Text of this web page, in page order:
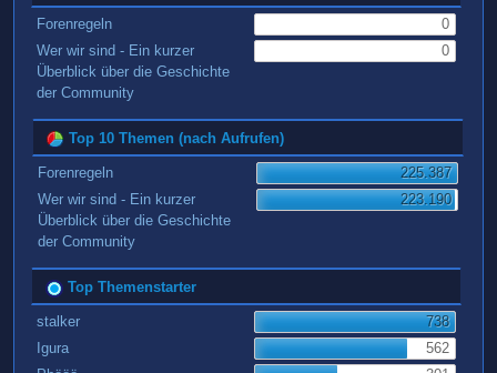
Forenregeln
0
Wer wir sind - Ein kurzer
Überblick über die Geschichte
der Community
0
Top 10 Themen (nach Aufrufen)
Forenregeln
225.387
Wer wir sind - Ein kurzer
Überblick über die Geschichte
der Community
223.190
Top Themenstarter
stalker
738
Igura
562